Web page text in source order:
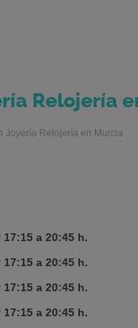
Relojería
Joyería Relojería en Murcia
17:15 a 20:45 h.
17:15 a 20:45 h.
17:15 a 20:45 h.
17:15 a 20:45 h.